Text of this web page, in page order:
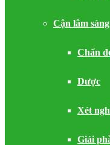
Cận lâm sàng
Chẩn
Dược
Xét
Giải